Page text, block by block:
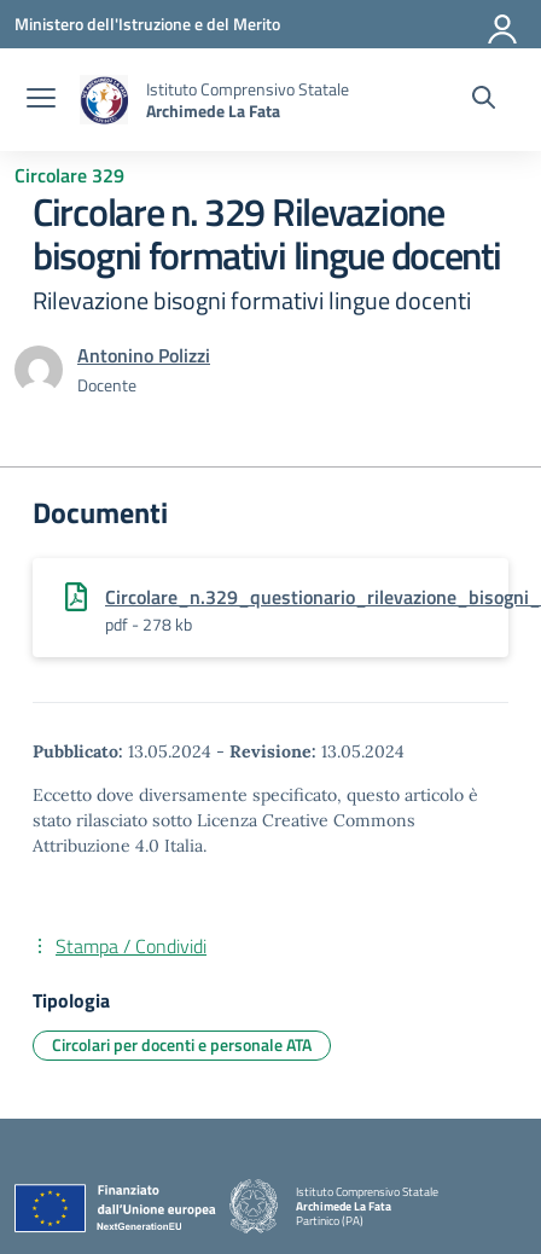
Vai ai contenuti
Vai al menu di navigazione
Vai al footer
Ministero dell'Istruzione e del Merito
Istituto Comprensivo Statale
Archimede La Fata
Circolare 329
Circolare n. 329 Rilevazione
bisogni formativi lingue docenti
Rilevazione bisogni formativi lingue docenti
Antonino Polizzi
Docente
Documenti
pdf - 278 kb
Pubblicato: 13.05.2024 - Revisione: 13.05.2024
Eccetto dove diversamente specificato, questo articolo è
stato rilasciato sotto Licenza Creative Commons
Attribuzione 4.0 Italia.
Stampa / Condividi
Tipologia
Circolari per docenti e personale ATA
Istituto Comprensivo Statale
Archimede La Fata
Partinico (PA)